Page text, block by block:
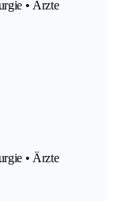
• Ärzte
• Ärzte